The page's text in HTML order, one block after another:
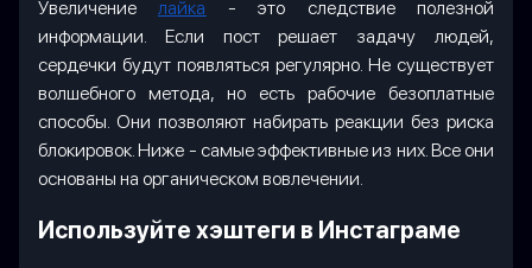
Увеличение лайка
- это следствие полезной
информации. Если пост решает задачу людей,
сердечки будут появляться регулярно. Не существует
волшебного метода, но есть рабочие безоплатные
способы. Они позволяют набирать реакции без риска
блокировок. Ниже - самые эффективные из них. Все они
основаны на органическом вовлечении.
Используйте хэштеги в Инстаграме